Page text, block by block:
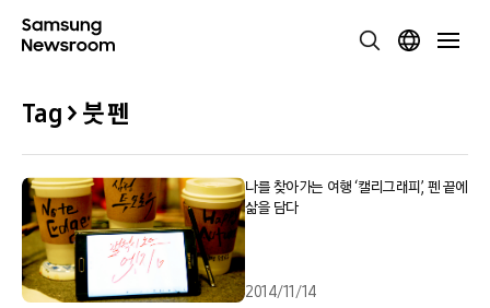
Tag > 붓 펜
나를 찾아가는 여행 ‘캘리그래피’, 펜 끝에
삶을 담다
2014/11/14